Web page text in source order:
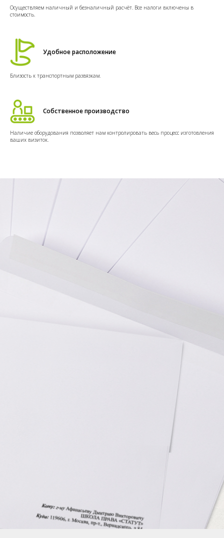
Осуществляем наличный и безналичный расчёт. Все налоги включены в
стоимость.
Удобное расположение
Близость к транспортным развязкам.
Собственное производство
Наличие оборудования позволяет нам контролировать весь процесс изготовления
ваших визиток.